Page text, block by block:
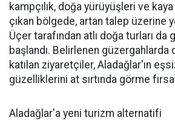
kampçılık, doğa yürüyüşleri ve kaya
çıkan bölgede, artan talep üzerine
Üçer tarafından atlı doğa turları
başlandı. Belirlenen
katılan ziyaretçiler, Aladağlar'ın
güzelliklerini at sırtında görme
Aladağlar'a yeni turizm alternatifi